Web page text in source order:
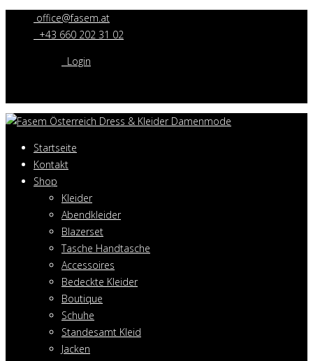
office@fasem.at
+43 660 202 31 02
Login
Startseite
Kontakt
Shop
Kleider
Abendkleider
Blazerset
Tasche Handtasche
Accessoires
Bedeckte Kleider
Boutique
Schuhe
Standesamt Kleid
Jacken